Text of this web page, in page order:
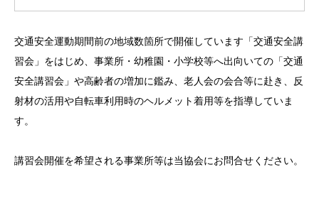
交通安全運動期間前の地域数箇所で開催しています「交通安全講
習会」をはじめ、事業所・幼稚園・小学校等へ出向いての「交通
安全講習会」や高齢者の増加に鑑み、老人会の会合等に赴き、反
射材の活用や自転車利用時のヘルメット着用等を指導していま
す。
講習会開催を希望される事業所等は当協会にお問合せください。